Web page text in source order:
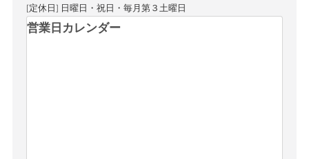
[定休日] 日曜日・祝日・毎月第３土曜日
営業日カレンダー